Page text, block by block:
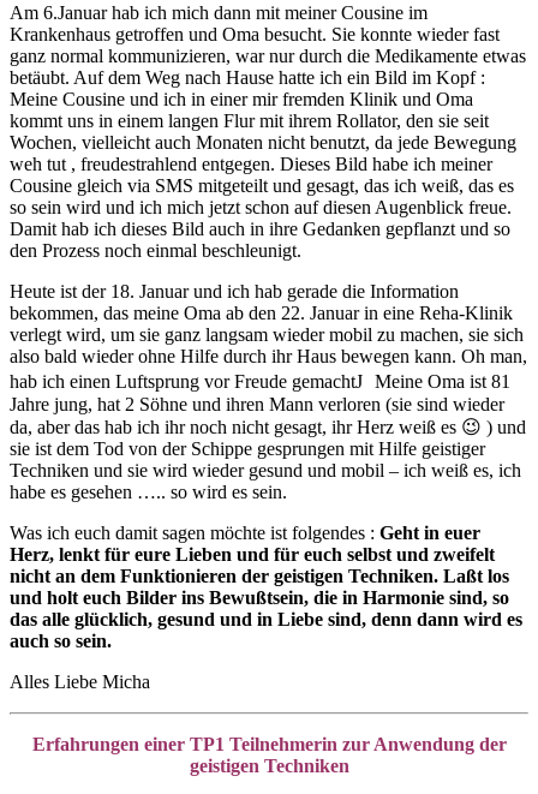
Am 6.Januar hab ich mich dann mit meiner Cousine im
Krankenhaus getroffen und Oma besucht. Sie konnte wieder fast
ganz normal kommunizieren, war nur durch die Medikamente etwas
betäubt. Auf dem Weg nach Hause hatte ich ein Bild im Kopf :
Meine Cousine und ich in einer mir fremden Klinik und Oma
kommt uns in einem langen Flur mit ihrem Rollator, den sie seit
Wochen, vielleicht auch Monaten nicht benutzt, da jede Bewegung
weh tut , freudestrahlend entgegen. Dieses Bild habe ich meiner
Cousine gleich via SMS mitgeteilt und gesagt, das ich weiß, das es
so sein wird und ich mich jetzt schon auf diesen Augenblick freue.
Damit hab ich dieses Bild auch in ihre Gedanken gepflanzt und so
den Prozess noch einmal beschleunigt.
Heute ist der 18. Januar und ich hab gerade die Information
bekommen, das meine Oma ab den 22. Januar in eine Reha-Klinik
verlegt wird, um sie ganz langsam wieder mobil zu machen, sie sich
also bald wieder ohne Hilfe durch ihr Haus bewegen kann. Oh man,
hab ich einen Luftsprung vor Freude gemachtJ Meine Oma ist 81
Jahre jung, hat 2 Söhne und ihren Mann verloren (sie sind wieder
da, aber das hab ich ihr noch nicht gesagt, ihr Herz weiß es 😉 ) und
sie ist dem Tod von der Schippe gesprungen mit Hilfe geistiger
Techniken und sie wird wieder gesund und mobil – ich weiß es, ich
habe es gesehen ….. so wird es sein.
Was ich euch damit sagen möchte ist folgendes : Geht in euer
Herz, lenkt für eure Lieben und für euch selbst und zweifelt
nicht an dem Funktionieren der geistigen Techniken. Laßt los
und holt euch Bilder ins Bewußtsein, die in Harmonie sind, so
das alle glücklich, gesund und in Liebe sind, denn dann wird es
auch so sein.
Alles Liebe Micha
Erfahrungen einer TP1 Teilnehmerin zur Anwendung der
geistigen Techniken